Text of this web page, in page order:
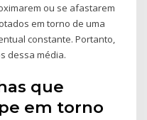
ou se afastarem
em torno de uma
constante. Portanto,
dessa média.
que
em torno